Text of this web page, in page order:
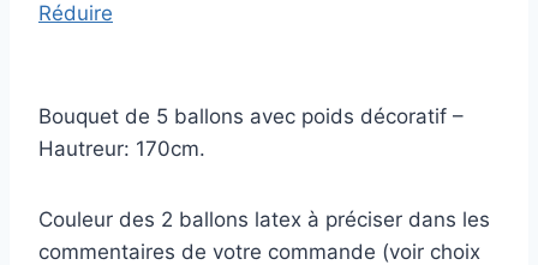
Réduire
Bouquet de 5 ballons avec poids décoratif –
Hautreur: 170cm.
Couleur des 2 ballons latex à préciser dans les
commentaires de votre commande (voir choix